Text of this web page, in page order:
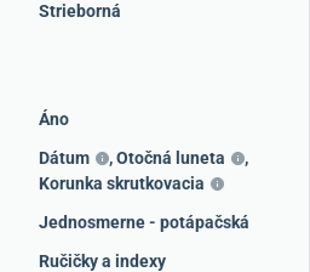
Strieborná
Áno
Dátum ,Otočná luneta
,
Korunka skrutkovacia
Jednosmerne - potápačská
Ručičky a indexy